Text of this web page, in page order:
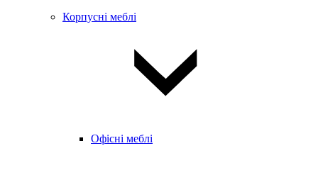
Корпусні меблі
Офісні меблі